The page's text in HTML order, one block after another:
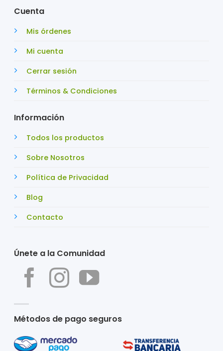
Cuenta
Mis órdenes
Mi cuenta
Cerrar sesión
Términos & Condiciones
Información
Todos los productos
Sobre Nosotros
Política de Privacidad
Blog
Contacto
Únete a la Comunidad
Métodos de pago seguros